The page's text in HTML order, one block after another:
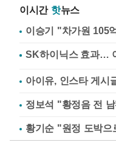
이시간 핫뉴스
이승기 "차가원 105
아이유, 인스타 게시
정보석 "황정음 전
황기순 "원정 도박으